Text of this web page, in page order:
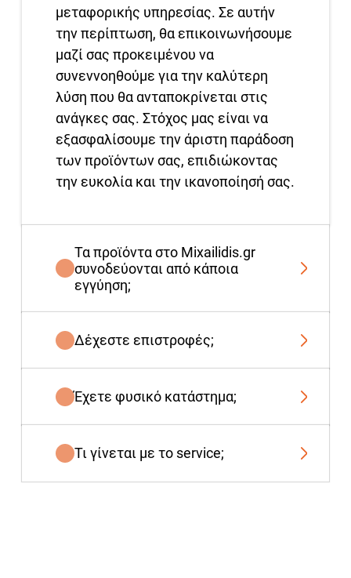
μεταφορικής υπηρεσίας. Σε αυτήν
την περίπτωση, θα επικοινωνήσουμε
μαζί σας προκειμένου να
συνεννοηθούμε για την καλύτερη
λύση που θα ανταποκρίνεται στις
ανάγκες σας. Στόχος μας είναι να
εξασφαλίσουμε την άριστη παράδοση
των προϊόντων σας, επιδιώκοντας
την ευκολία και την ικανοποίησή σας.
Τα προϊόντα στο Mixailidis.gr
συνοδεύονται από κάποια
εγγύηση;
Δέχεστε επιστροφές;
Έχετε φυσικό κατάστημα;
Τι γίνεται με το service;